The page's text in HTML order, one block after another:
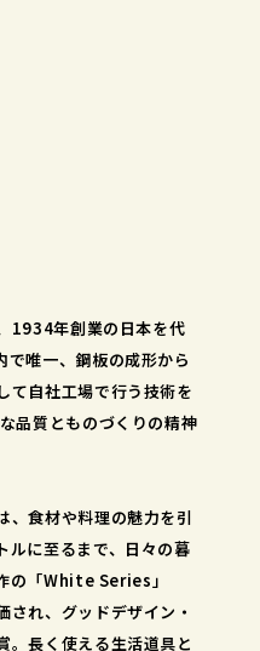
1934年創業の日本を代
で唯一、鋼板の成形から
て自社工場で行う技術を
品質とものづくりの精神
、食材や料理の魅力を引
ルに至るまで、日々の暮
の「White Series」
され、グッドデザイン・
。長く使える生活道具と